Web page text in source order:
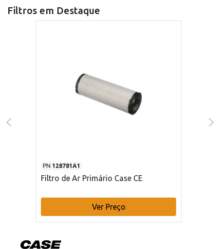
Filtros em Destaque
PN 128781A1
Filtro de Ar Primário Case CE
Ver Preço